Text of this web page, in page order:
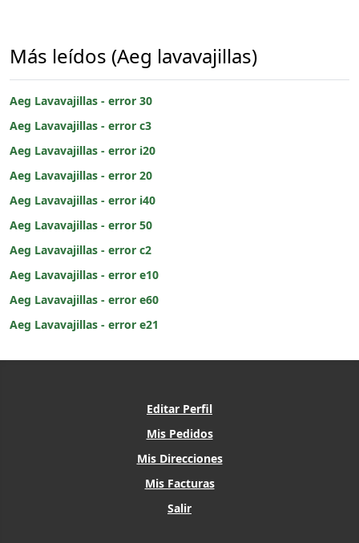
Más leídos (Aeg lavavajillas)
Aeg Lavavajillas - error 30
Aeg Lavavajillas - error c3
Aeg Lavavajillas - error i20
Aeg Lavavajillas - error 20
Aeg Lavavajillas - error i40
Aeg Lavavajillas - error 50
Aeg Lavavajillas - error c2
Aeg Lavavajillas - error e10
Aeg Lavavajillas - error e60
Aeg Lavavajillas - error e21
Editar Perfil
Mis Pedidos
Mis Direcciones
Mis Facturas
Salir